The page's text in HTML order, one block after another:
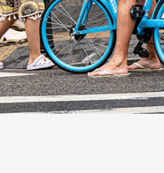
CCTV.节